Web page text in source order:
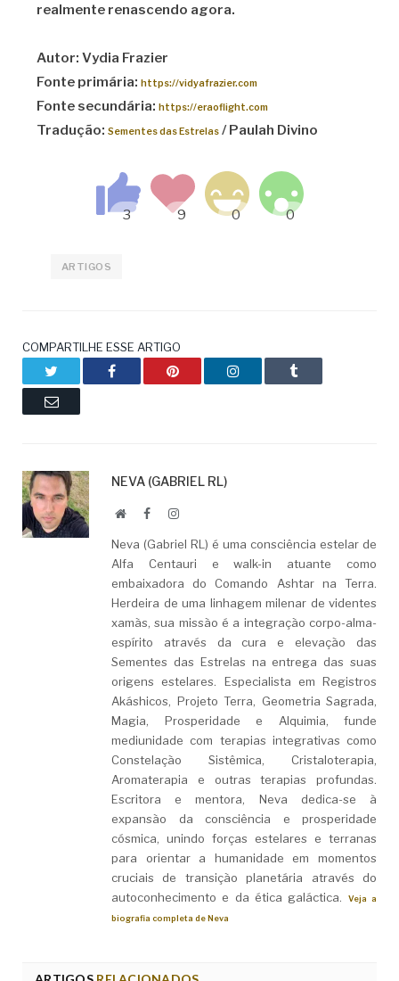
realmente renascendo agora.
Autor: Vydia Frazier
Fonte primária: https://vidyafrazier.com
Fonte secundária: https://eraoflight.com
Tradução: Sementes das Estrelas/ Paulah Divino
ARTIGOS
COMPARTILHE ESSE ARTIGO
Facebook Pinterest LinkedIn Tumblr
Email
NEVA (GABRIEL RL)
WebsiteFacebookLinkedIn
Neva (Gabriel RL) é uma consciência estelar de
Alfa Centauri e walk-in atuante como
embaixadora do Comando Ashtar na Terra.
Herdeira de uma linhagem milenar de videntes
xamãs, sua missão é a integração corpo-alma-
espírito através da cura e elevação das
Sementes das Estrelas na entrega das suas
origens estelares. Especialista em Registros
Akáshicos, Projeto Terra, Geometria Sagrada,
Magia, Prosperidade e Alquimia, funde
mediunidade com terapias integrativas como
Constelação Sistêmica, Cristaloterapia,
Aromaterapia e outras terapias profundas.
Escritora e mentora, Neva dedica-se à
expansão da consciência e prosperidade
cósmica, unindo forças estelares e terranas
para orientar a humanidade em momentos
cruciais de transição planetária através do
autoconhecimento e da ética galáctica.
Veja a
biografia completa de Neva